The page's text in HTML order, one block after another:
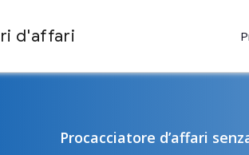
d'affari
Procacciatore d’affari